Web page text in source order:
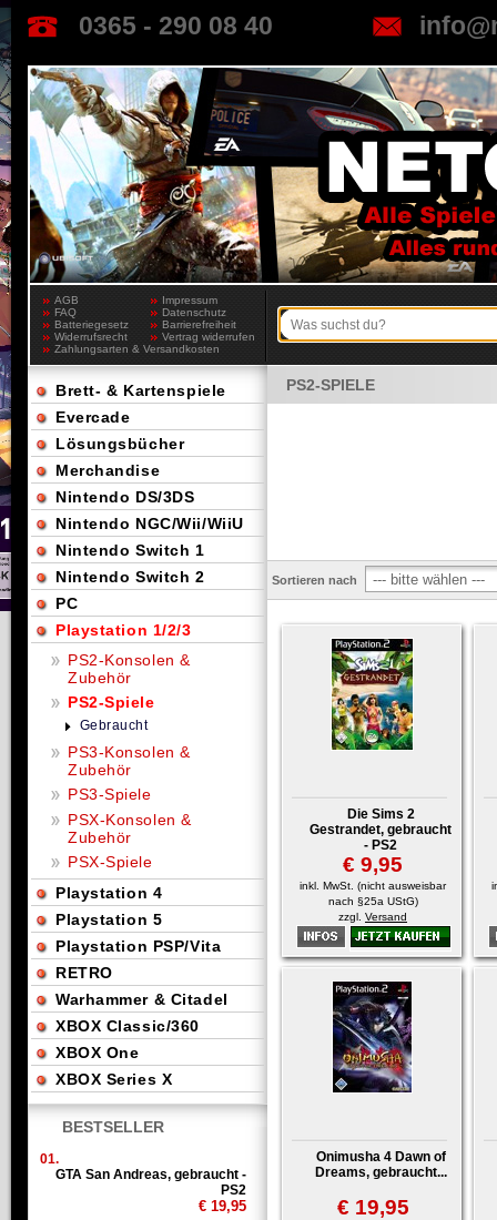
0365 - 290 08 40
AGB
Impressum
FAQ
Datenschutz
Batteriegesetz
Barrierefreiheit
Widerrufsrecht
Vertrag widerrufen
Zahlungsarten & Versandkosten
PS2-SPIELE
Sortieren nach
Die Sims 2
Gestrandet, gebraucht
- PS2
€ 9,95
inkl. MwSt. (nicht ausweisbar
nach §25a UStG)
zzgl. Versand
Onimusha 4 Dawn of
Dreams, gebraucht...
€ 19,95
Brett- & Kartenspiele
Evercade
Lösungsbücher
Merchandise
Nintendo DS/3DS
Nintendo NGC/Wii/WiiU
Nintendo Switch 1
Nintendo Switch 2
PC
Playstation 1/2/3
PS2-Konsolen &
Zubehör
PS2-Spiele
Gebraucht
PS3-Konsolen &
Zubehör
PS3-Spiele
PSX-Konsolen &
Zubehör
PSX-Spiele
Playstation 4
Playstation 5
Playstation PSP/Vita
RETRO
Warhammer & Citadel
XBOX Classic/360
XBOX One
XBOX Series X
BESTSELLER
01.
GTA San Andreas, gebraucht -
PS2
€ 19,95